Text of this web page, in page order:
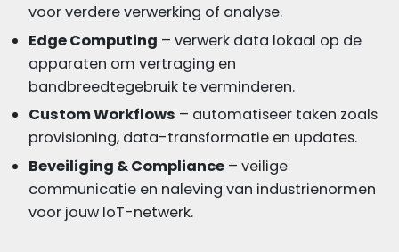
voor verdere verwerking of analyse.
Edge Computing – verwerk data lokaal op de
apparaten om vertraging en
bandbreedtegebruik te verminderen.
Custom Workflows – automatiseer taken zoals
provisioning, data-transformatie en updates.
Beveiliging & Compliance – veilige
communicatie en naleving van industrienormen
voor jouw IoT-netwerk.